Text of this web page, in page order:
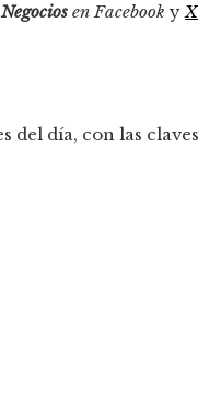
Negocios enFacebook yX
del día, con las